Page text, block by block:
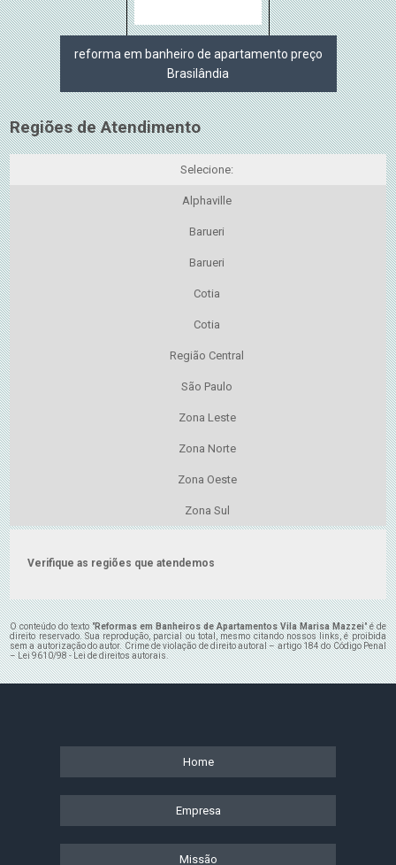
reforma em banheiro de apartamento preço
Brasilândia
Regiões de Atendimento
Selecione:
Alphaville
Barueri
Barueri
Cotia
Cotia
Região Central
São Paulo
Zona Leste
Zona Norte
Zona Oeste
Zona Sul
Verifique as regiões que atendemos
O conteúdo do texto "Reformas em Banheiros de Apartamentos Vila Marisa Mazzei" é de
direito reservado. Sua reprodução, parcial ou total, mesmo citando nossos links, é proibida
sem a autorização do autor. Crime de violação de direito autoral – artigo 184 do Código Penal
–Lei 9610/98 - Lei de direitos autorais.
Home
Empresa
Missão